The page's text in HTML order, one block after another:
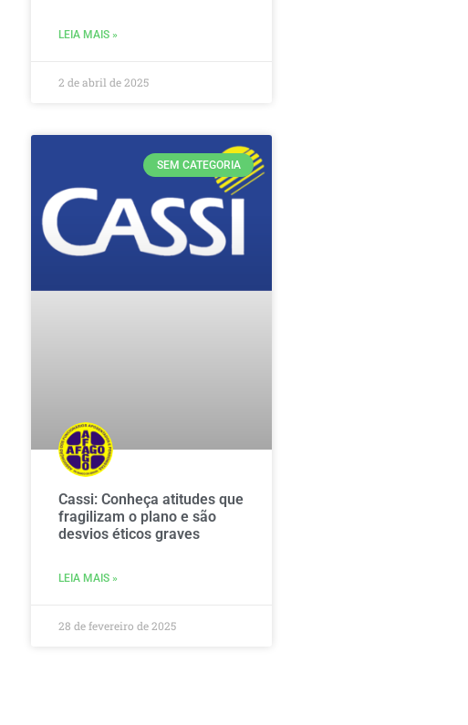
LEIA MAIS »
2 de abril de 2025
SEM CATEGORIA
Cassi: Conheça atitudes que
fragilizam o plano e são
desvios éticos graves
LEIA MAIS »
28 de fevereiro de 2025